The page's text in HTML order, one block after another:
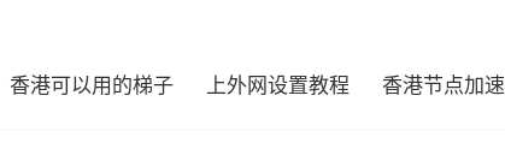
香港可以用的梯子 上外网设置教程 香港节点加